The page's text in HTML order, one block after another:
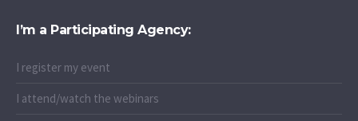
I’m a Participating Agency:
I register my event
I attend/watch the webinars